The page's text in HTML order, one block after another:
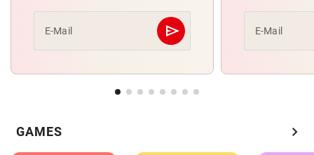
E-Mail send
Abschicken E-Mail
GAMES chevron_right